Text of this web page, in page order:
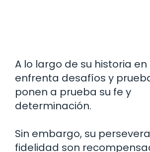
A lo largo de su historia en
enfrenta desafíos y
ponen a prueba su fe y
determinación.
Sin embargo, su
fidelidad son